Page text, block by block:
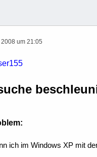
um 21:05
ich im Windows XP mit